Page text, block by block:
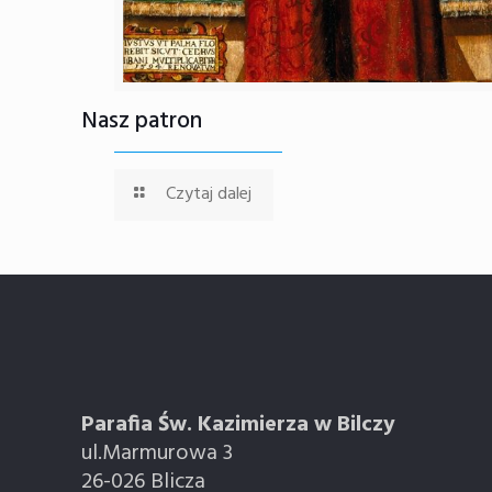
Nasz patron
Czytaj dalej
Parafia Św. Kazimierza w Bilczy
ul.Marmurowa 3
26-026 Blicza